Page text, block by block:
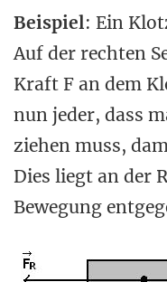
Beispiel: Ein
Auf der rechten
Kraft F an dem
nun jeder, dass
ziehen muss,
Dies liegt an der
Bewegung